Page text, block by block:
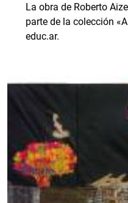
La obra de Roberto
parte de la colección
educ.ar.